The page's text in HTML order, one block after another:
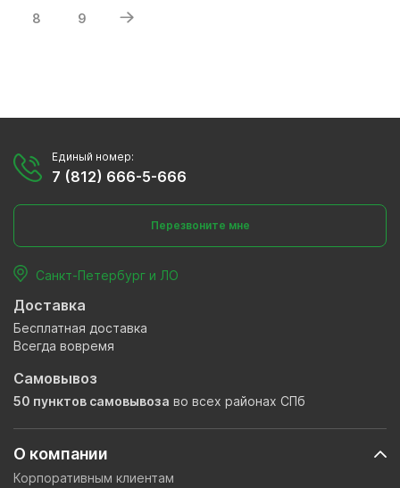
8 9
О компании
Корпоративным клиентам
Единый номер:
7 (812) 666-5-666
Перезвоните мне
Санкт-Петербург и ЛО
Доставка
Бесплатная доставка
Всегда вовремя
Самовывоз
50 пунктов самовывоза во всех районах СПб